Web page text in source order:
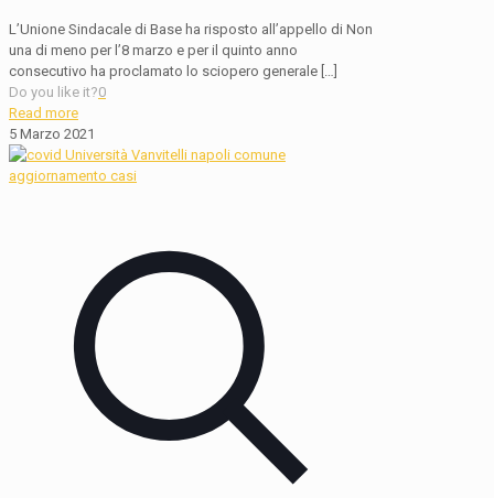
L’Unione Sindacale di Base ha risposto all’appello di Non
una di meno per l’8 marzo e per il quinto anno
consecutivo ha proclamato lo sciopero generale […]
Do you like it?0
Read more
5 Marzo 2021